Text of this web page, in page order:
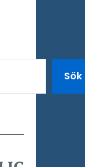
Sök